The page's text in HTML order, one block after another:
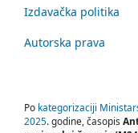
Izdavačka politika
Autorska prava
Po kategorizaciji
2025. godine, časopis